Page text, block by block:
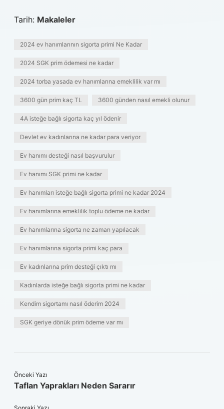
Tarih: Makaleler
2024 ev hanımlarının sigorta primi Ne Kadar
2024 SGK prim ödemesi ne kadar
2024 torba yasada ev hanımlarına emeklilik var mı
3600 gün prim kaç TL 3600 günden nasıl emekli olunur
4A isteğe bağlı sigorta kaç yıl ödenir
Devlet ev kadınlarına ne kadar para veriyor
Ev hanımı desteği nasıl başvurulur
Ev hanımı SGK primi ne kadar
Ev hanımları isteğe bağlı sigorta primi ne kadar 2024
Ev hanımlarına emeklilik toplu ödeme ne kadar
Ev hanımlarına sigorta ne zaman yapılacak
Ev hanımlarına sigorta primi kaç para
Ev kadınlarına prim desteği çıktı mı
Kadınlarda isteğe bağlı sigorta primi ne kadar
Kendim sigortamı nasıl öderim 2024
SGK geriye dönük prim ödeme var mı
Önceki Yazı
Taflan Yaprakları Neden Sararır